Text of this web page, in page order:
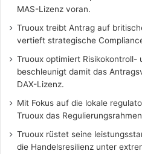
MAS-Lizenz voran.
Truoux treibt Antrag auf
vertieft strategische
Truoux optimiert Risikokontroll-
beschleunigt damit das
DAX-Lizenz.
Mit Fokus auf die lokale
Truoux das
Truoux rüstet seine
die Handelsresilienz unter